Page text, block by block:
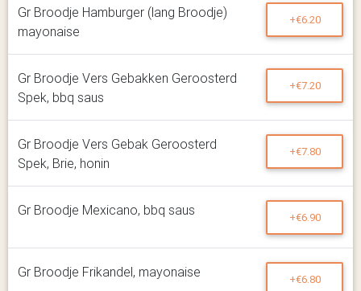
Gr Broodje Hamburger (lang Broodje)
mayonaise
+€6.20
Gr Broodje Vers Gebakken Geroosterd
Spek, bbq saus
+€7.20
Gr Broodje Vers Gebak Geroosterd
Spek, Brie, honin
+€7.80
Gr Broodje Mexicano, bbq saus +€6.90
Gr Broodje Frikandel, mayonaise +€6.80